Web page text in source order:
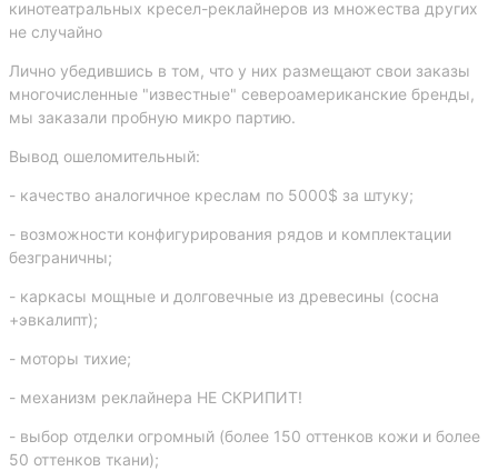
кинотеатральных кресел-реклайнеров из множества других
не случайно
Лично убедившись в том, что у них размещают свои заказы
многочисленные "известные" североамериканские бренды,
мы заказали пробную микро партию.
Вывод ошеломительный:
- качество аналогичное креслам по 5000$ за штуку;
- возможности конфигурирования рядов и комплектации
безграничны;
- каркасы мощные и долговечные из древесины (сосна
+эвкалипт);
- моторы тихие;
- механизм реклайнера НЕ СКРИПИТ!
- выбор отделки огромный (более 150 оттенков кожи и более
50 оттенков ткани);